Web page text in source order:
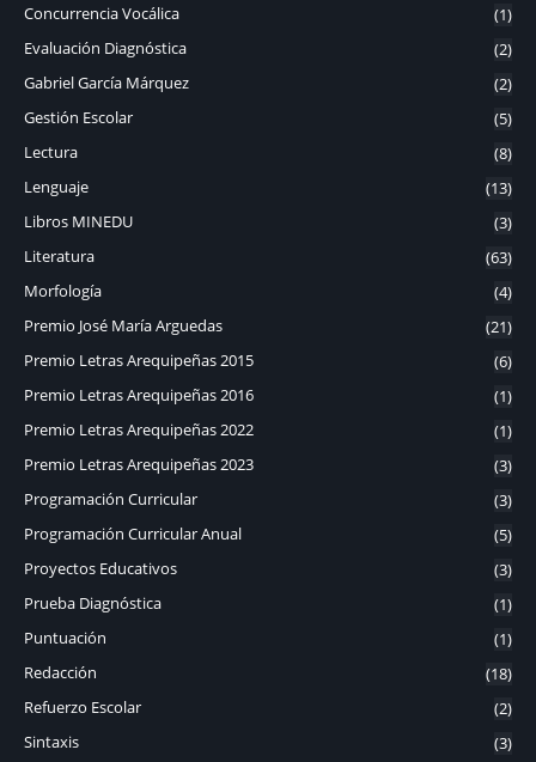
Concurrencia Vocálica
(1)
Evaluación Diagnóstica
(2)
Gabriel García Márquez
(2)
Gestión Escolar
(5)
Lectura
(8)
Lenguaje
(13)
Libros MINEDU
(3)
Literatura
(63)
Morfología
(4)
Premio José María Arguedas
(21)
Premio Letras Arequipeñas 2015
(6)
Premio Letras Arequipeñas 2016
(1)
Premio Letras Arequipeñas 2022
(1)
Premio Letras Arequipeñas 2023
(3)
Programación Curricular
(3)
Programación Curricular Anual
(5)
Proyectos Educativos
(3)
Prueba Diagnóstica
(1)
Puntuación
(1)
Redacción
(18)
Refuerzo Escolar
(2)
Sintaxis
(3)